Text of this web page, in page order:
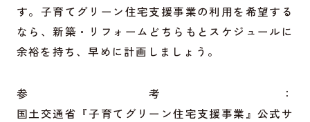
す。子育てグリーン住宅支援事業の利用を希望する
なら、新築・リフォームどちらもとスケジュールに
余裕を持ち、早めに計画しましょう。
参考：
国土交通省『子育てグリーン住宅支援事業』公式サ